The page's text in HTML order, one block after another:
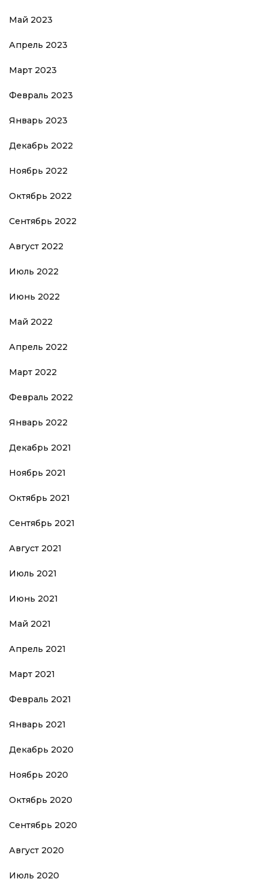
Май 2023
Апрель 2023
Март 2023
Февраль 2023
Январь 2023
Декабрь 2022
Ноябрь 2022
Октябрь 2022
Сентябрь 2022
Август 2022
Июль 2022
Июнь 2022
Май 2022
Апрель 2022
Март 2022
Февраль 2022
Январь 2022
Декабрь 2021
Ноябрь 2021
Октябрь 2021
Сентябрь 2021
Август 2021
Июль 2021
Июнь 2021
Май 2021
Апрель 2021
Март 2021
Февраль 2021
Январь 2021
Декабрь 2020
Ноябрь 2020
Октябрь 2020
Сентябрь 2020
Август 2020
Июль 2020